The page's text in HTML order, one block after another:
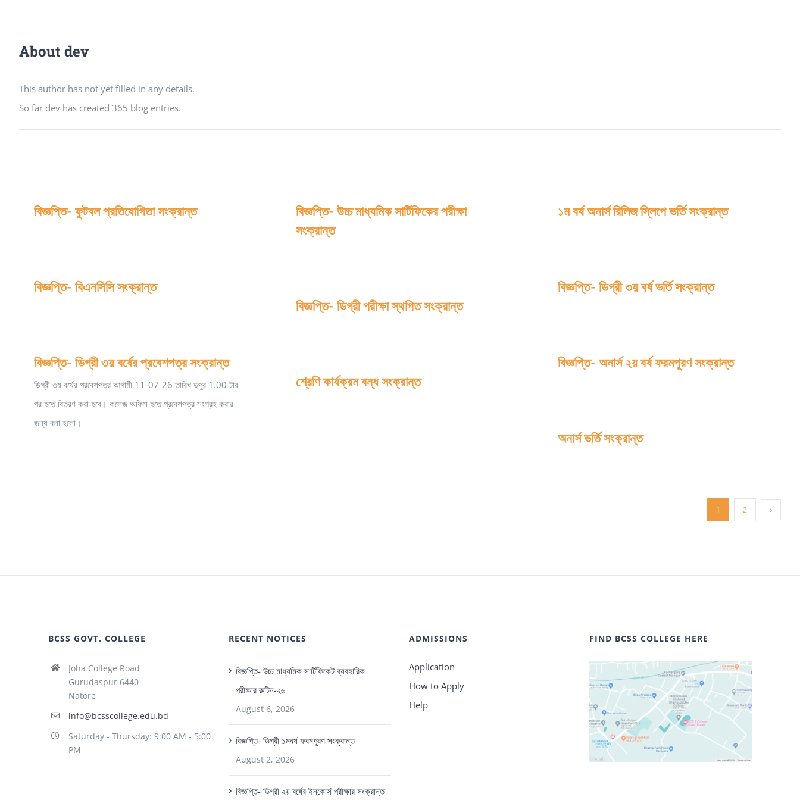
About dev
This author has not yet filled in any details.
So far dev has created 365 blog entries.
বিজ্ঞপ্তি- ফুটবল প্রতিযোগিতা সংক্রান্ত
বিজ্ঞপ্তি- উচ্চ মাধ্যমিক সার্টিফিকের পরীক্ষা
সংক্রান্ত
১ম বর্ষ অনার্স রিলিজ স্লিপে ভর্তি সংক্রান্ত
বিজ্ঞপ্তি- বিএনসিসি সংক্রান্ত
বিজ্ঞপ্তি- ডিগ্রী ৩য় বর্ষ ভর্তি সংক্রান্ত
বিজ্ঞপ্তি- ডিগ্রী পরীক্ষা স্থপিত সংক্রান্ত
বিজ্ঞপ্তি- ডিগ্রী ৩য় বর্ষের প্রবেশপত্র সংক্রান্ত
ডিগ্রী ৩য় বর্ষের প্রবেশপত্র আগামী 11-07-26 তারিখ দুপুর 1.00 টার
পর হতে বিতরণ করা হবে। কলেজ অফিস হতে প্রবেশপত্র সংগ্রহ করার
জন্য বলা হলো।
বিজ্ঞপ্তি- অনার্স ২য় বর্ষ ফরমপূরণ সংক্রান্ত
শ্রেণি কার্যক্রম বন্ধ সংক্রান্ত
অনার্স ভর্তি সংক্রান্ত
1 2
BCSS GOVT. COLLEGE
Joha College Road
Gurudaspur 6440
Natore
info@bcsscollege.edu.bd
Saturday - Thursday: 9:00 AM - 5:00
PM
RECENT NOTICES
বিজ্ঞপ্তি- উচ্চ মাধ্যমিক সার্টিফিকেট ব্যবহারিক
পরীক্ষার রুটিন-২৬
August 6, 2026
বিজ্ঞপ্তি- ডিগ্রী ১মবর্ষ ফরমপূরণ সংক্রান্ত
August 2, 2026
বিজ্ঞপ্তি- ডিগ্রী ২য় বর্ষের ইনকোর্স পরীক্ষার সংক্রান্ত
ADMISSIONS
Application
How to Apply
Help
FIND BCSS COLLEGE HERE